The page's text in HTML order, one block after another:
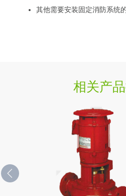
其他需要安装固定消防系统
相关产